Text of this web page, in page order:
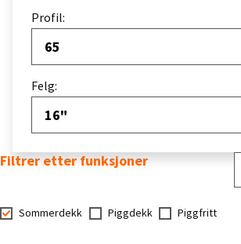
Profil:
65
Felg:
16"
Sommerdekk Piggdekk Piggfritt
Filtrer etter funksjoner